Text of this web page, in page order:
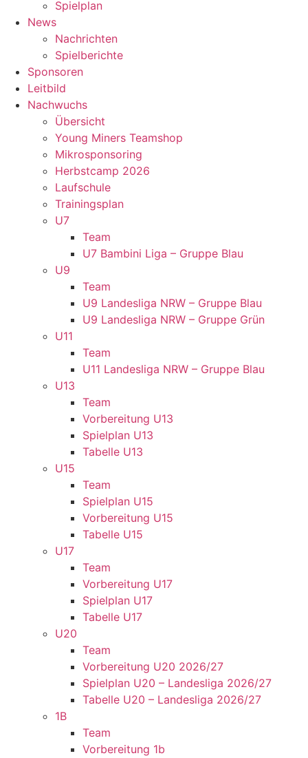
Spielplan
News
Nachrichten
Spielberichte
Sponsoren
Leitbild
Nachwuchs
Übersicht
Young Miners Teamshop
Mikrosponsoring
Herbstcamp 2026
Laufschule
Trainingsplan
U7
Team
U7 Bambini Liga – Gruppe Blau
U9
Team
U9 Landesliga NRW – Gruppe Blau
U9 Landesliga NRW – Gruppe Grün
U11
Team
U11 Landesliga NRW – Gruppe Blau
U13
Team
Vorbereitung U13
Spielplan U13
Tabelle U13
U15
Team
Spielplan U15
Vorbereitung U15
Tabelle U15
U17
Team
Vorbereitung U17
Spielplan U17
Tabelle U17
U20
Team
Vorbereitung U20 2026/27
Spielplan U20 – Landesliga 2026/27
Tabelle U20 – Landesliga 2026/27
1B
Team
Vorbereitung 1b